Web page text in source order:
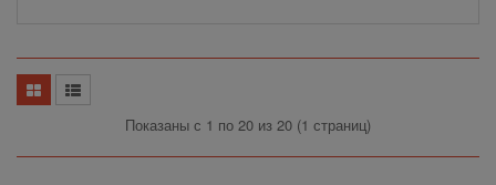
Показаны с 1 по 20 из 20 (1 страниц)